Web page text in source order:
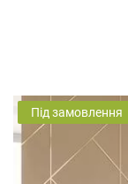
Під замовлення